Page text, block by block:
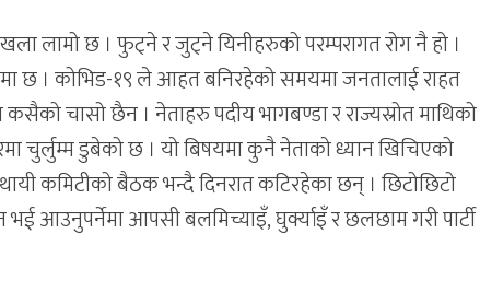
लामो छ । फुट्ने र जुट्ने यिनीहरुको परम्परागत रोग नै हो ।
छ । कोभिड-१९ ले आहत बनिरहेको समयमा जनतालाई राहत
कसैको चासो छैन । नेताहरु पदीय भागबण्डा र राज्यस्रोत माथिको
चुर्लुम्म डुबेको छ । यो बिषयमा कुनै नेताको ध्यान खिचिएको
कमिटीको बैठक भन्दै दिनरात कटिरहेका छन् । छिटोछिटो
आउनुपर्नेमा आपसी बलमिच्याइँ, घुर्क्याइँ र छलछाम गरी पार्टी